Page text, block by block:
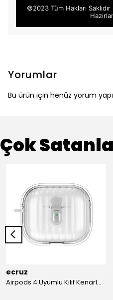
©2023 Tüm Hakları
Yorumlar
Bu ürün için henüz yorum
Çok
ecruz
Airpods 4 Uyumlu Kılıf Kenarları Renkli Şeffaf Dilimli Silikon Ecruz Airbag 40 Uyumlu Kılıf